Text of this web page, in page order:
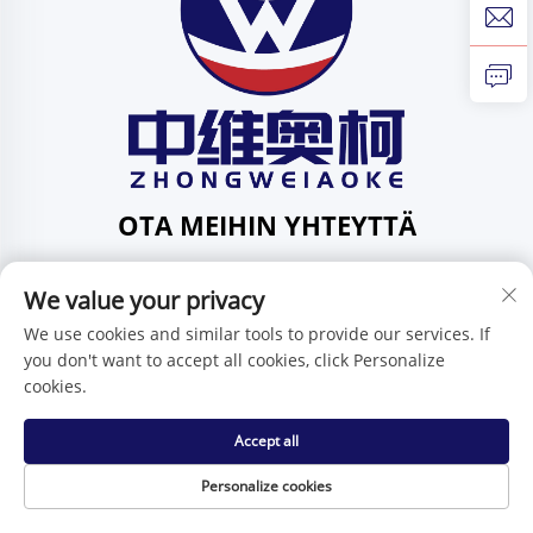
OTA MEIHIN YHTEYTTÄ
Add: 201, Huafeng-katu 1, Pingdi-yhteisö, Pingdi-piiri,
Shenzhen, Guangdong, Kiina
Puh:+86-15986647296
Sähköposti:[email protected]
Tekijänoikeus © Shenzhen Zhongweiaoke Technology Co.,
Ltd. -
Tietosuojakäytäntö
We value your privacy
We use cookies and similar tools to provide our services. If
you don't want to accept all cookies, click Personalize
cookies.
Personalize cookies
Accept all